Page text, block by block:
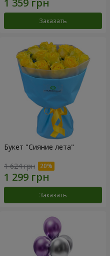
Заказать
Букет "Сияние лета"
1 624 грн
Заказать